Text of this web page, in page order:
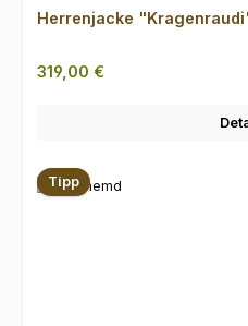
Herrenjacke
Regulärer Preis:
319,00 €
Tipp